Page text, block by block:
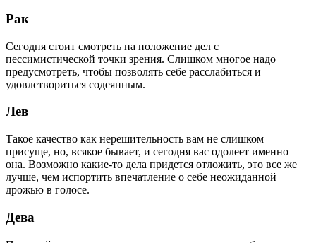
Рак
Сегодня стоит смотреть на положение дел с
пессимистической точки зрения. Слишком многое надо
предусмотреть, чтобы позволять себе расслабиться и
удовлетвориться содеянным.
Лев
Такое качество как нерешительность вам не слишком
присуще, но, всякое бывает, и сегодня вас одолеет именно
она. Возможно какие-то дела придется отложить, это все же
лучше, чем испортить впечатление о себе неожиданной
дрожью в голосе.
Дева